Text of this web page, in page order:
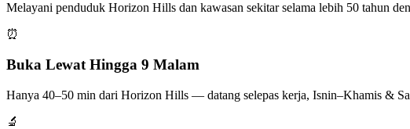
Melayani penduduk Horizon Hills dan kawasan sekitar selama lebih 50 tahun
⏰
Buka Lewat Hingga 9 Malam
Hanya 40–50 min dari Horizon Hills — datang selepas kerja, Isnin–Khamis &
🔬